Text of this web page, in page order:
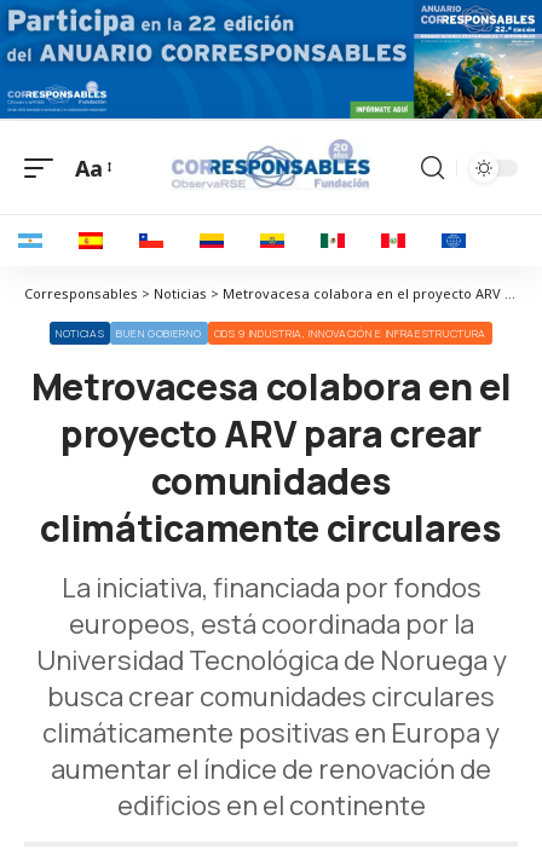
Aa
Corresponsables > Noticias > Metrovacesa colabora en el proyecto ARV para crear comunidades climáticamente circulares
NOTICIAS BUEN GOBIERNO ODS 9 INDUSTRIA, INNOVACIÓN E INFRAESTRUCTURA
Metrovacesa colabora en el
proyecto ARV para crear
comunidades
climáticamente circulares
La iniciativa, financiada por fondos
europeos, está coordinada por la
Universidad Tecnológica de Noruega y
busca crear comunidades circulares
climáticamente positivas en Europa y
aumentar el índice de renovación de
edificios en el continente